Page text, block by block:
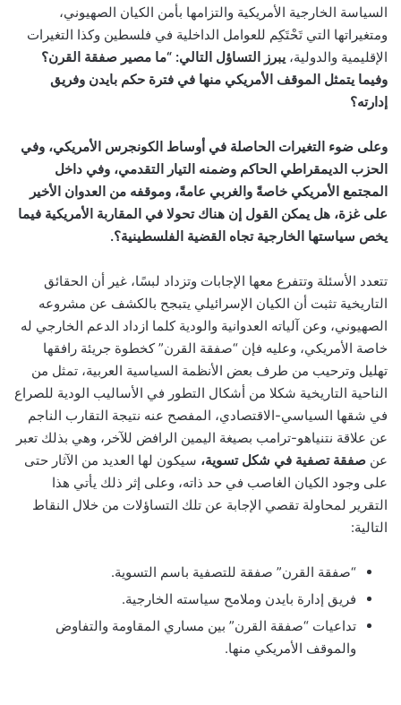
السياسة الخارجية الأمريكية والتزامها بأمن الكيان الصهيوني،
ومتغيراتها التي تَحْتَكِم للعوامل الداخلية في فلسطين وكذا التغيرات
الإقليمية والدولية، يبرز التساؤل التالي: “ما مصير صفقة القرن؟
وفيما يتمثل الموقف الأمريكي منها في فترة حكم بايدن وفريق
إدارته؟
وعلى ضوء التغيرات الحاصلة في أوساط الكونجرس الأمريكي، وفي
الحزب الديمقراطي الحاكم وضمنه التيار التقدمي، وفي داخل
المجتمع الأمريكي خاصةً والغربي عامةً، وموقفه من العدوان الأخير
على غزة، هل يمكن القول إن هناك تحولا في المقاربة الأمريكية فيما
يخص سياستها الخارجية تجاه القضية الفلسطينية؟.
تتعدد الأسئلة وتتفرع معها الإجابات وتزداد لبسًا، غير أن الحقائق
التاريخية تثبت أن الكيان الإسرائيلي يتبجح بالكشف عن مشروعه
الصهيوني، وعن آلياته العدوانية والودية كلما ازداد الدعم الخارجي له
خاصة الأمريكي، وعليه فإن “صفقة القرن” كخطوة جريئة رافقها
تهليل وترحيب من طرف بعض الأنظمة السياسية العربية، تمثل من
الناحية التاريخية شكلا من أشكال التطور في الأساليب الودية للصراع
في شقها السياسي-الاقتصادي، المفصح عنه نتيجة التقارب الناجم
عن علاقة نتنياهو-ترامب بصيغة اليمين الرافض للآخر، وهي بذلك تعبر
عن صفقة تصفية في شكل تسوية، سيكون لها العديد من الآثار حتى
على وجود الكيان الغاصب في حد ذاته، وعلى إثر ذلك يأتي هذا
التقرير لمحاولة تقصي الإجابة عن تلك التساؤلات من خلال النقاط
التالية:
“صفقة القرن” صفقة للتصفية باسم التسوية.
فريق إدارة بايدن وملامح سياسته الخارجية.
تداعيات “صفقة القرن” بين مساري المقاومة والتفاوض
والموقف الأمريكي منها.